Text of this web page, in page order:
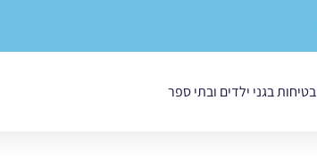
בטיחות בגני ילדים ובתי ספר